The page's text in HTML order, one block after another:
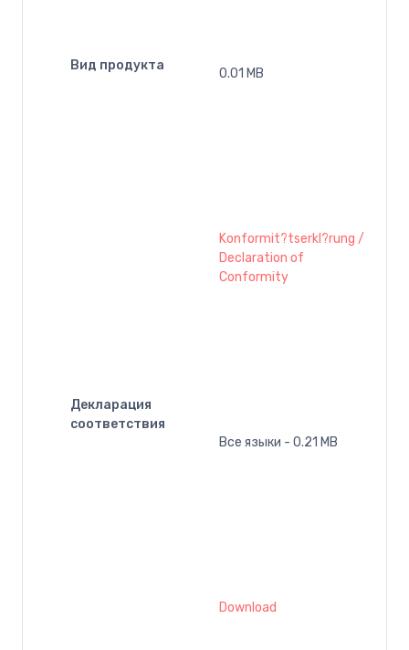
Вид продукта
0.01 MB
Декларация
соответствия
Konformit?tserkl?rung /
Declaration of
Conformity
Все языки - 0.21 MB
Download